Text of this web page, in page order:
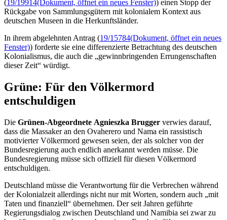
(19/19914(Dokument, öffnet ein neues Fenster)) einen Stopp der
Rückgabe von Sammlungsgütern mit kolonialem Kontext aus
deutschen Museen in die Herkunftsländer.
In ihrem abgelehnten Antrag (19/15784(Dokument, öffnet ein neues
Fenster)) forderte sie eine differenzierte Betrachtung des deutschen
Kolonialismus, die auch die „gewinnbringenden Errungenschaften
dieser Zeit“ würdigt.
Grüne: Für den Völkermord
entschuldigen
Die Grünen-Abgeordnete Agnieszka Brugger verwies darauf,
dass die Massaker an den Ovaherero und Nama ein rassistisch
motivierter Völkermord gewesen seien, der als solcher von der
Bundesregierung auch endlich anerkannt werden müsse. Die
Bundesregierung müsse sich offiziell für diesen Völkermord
entschuldigen.
Deutschland müsse die Verantwortung für die Verbrechen während
der Kolonialzeit allerdings nicht nur mit Worten, sondern auch „mit
Taten und finanziell“ übernehmen. Der seit Jahren geführte
Regierungsdialog zwischen Deutschland und Namibia sei zwar zu